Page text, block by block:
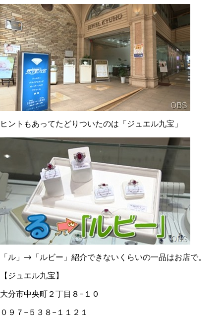
ヒントもあってたどりついたのは「ジュエル九宝」
「ル」→「ルビー」紹介できないくらいの一品はお店で。
【ジュエル九宝】
大分市中央町２丁目８−１０
０９７−５３８−１１２１